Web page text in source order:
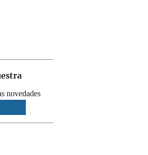
novedades